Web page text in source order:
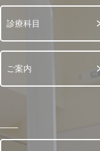
診療科目
ご案内